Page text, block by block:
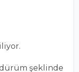
şeklinde